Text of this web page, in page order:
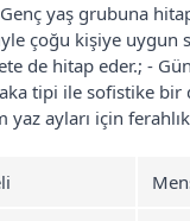
Genç yaş grubuna
çoğu kişiye
de hitap eder.; -
tipi ile sofistike
yaz ayları için